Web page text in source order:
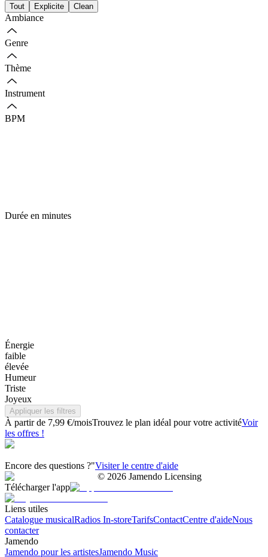
Tout Explicite Clean
Ambiance
Genre
Thème
Instrument
BPM
Durée en minutes
Énergie
faible
élevée
Humeur
Triste
Joyeux
Appliquer les filtres
À partir de 7,99 €/moisTrouvez le plan idéal pour votre activitéVoir
les offres !
Encore des questions ?"Visiter le centre d'aide
© 2026 Jamendo Licensing
Télécharger l'app
Liens utiles
Catalogue musicalRadios In-storeTarifsContactCentre d'aideNous
contacter
Jamendo
Jamendo pour les artistesJamendo Music